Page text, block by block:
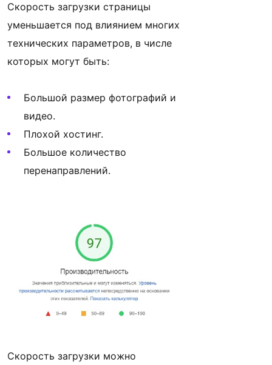
Скорость загрузки страницы
уменьшается под влиянием многих
технических параметров, в числе
которых могут быть:
Большой размер фотографий и
видео.
Плохой хостинг.
Большое количество
перенаправлений.
Скорость загрузки можно